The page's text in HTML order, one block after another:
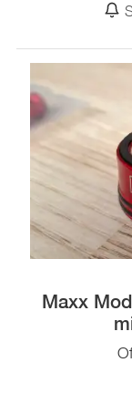
Maxx